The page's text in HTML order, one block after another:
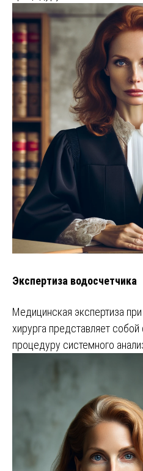
Экспертиза водосчетчика
Медицинская экспертиза
хирурга представляет
процедуру системного